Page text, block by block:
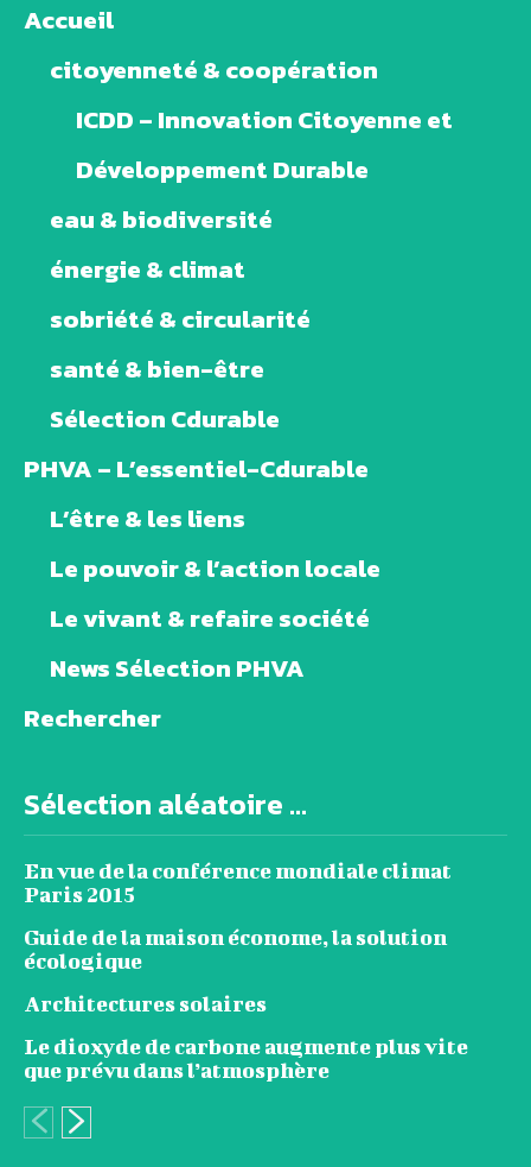
Accueil
citoyenneté & coopération
ICDD – Innovation Citoyenne et
Développement Durable
eau & biodiversité
énergie & climat
sobriété & circularité
santé & bien-être
Sélection Cdurable
PHVA – L’essentiel-Cdurable
L’être & les liens
Le pouvoir & l’action locale
Le vivant & refaire société
News Sélection PHVA
Rechercher
Sélection aléatoire ...
En vue de la conférence mondiale climat
Paris 2015
Guide de la maison économe, la solution
écologique
Architectures solaires
Le dioxyde de carbone augmente plus vite
que prévu dans l’atmosphère